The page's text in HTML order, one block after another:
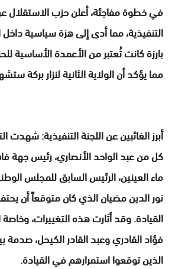
في خطوة مفاجئة، أعلن حزب الاستقلال
التنفيذية، مما أدى إلى هزة سياسية
بارزة كانت تُعتبر من الأعمدة الأساسية
مما يؤكد أن الولاية الثانية لنزار بركة
أبرز الغائبين عن اللجنة التنفيذية: شهدت
كل من عبد الواحد الأنصاري، رئيس جهة
ماء العينين، الرئيس السابق للمجلس
نور الدين مضيان الذي كان متوقعاً أن
القيادة. وقد أثارت هذه التغييرات،
فؤاد القادري وعبد القادر الكيحل، صدمة
الذين توقعوا استمرارهم في القيادة.